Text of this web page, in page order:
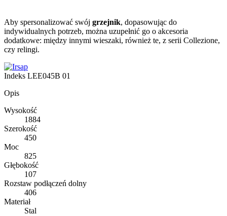
Aby spersonalizować swój grzejnik, dopasowując do
indywidualnych potrzeb, można uzupełnić go o akcesoria
dodatkowe: między innymi wieszaki, również te, z serii Collezione,
czy relingi.
Indeks LEE045B 01
Opis
Wysokość
1884
Szerokość
450
Moc
825
Głębokość
107
Rozstaw podłączeń dolny
406
Materiał
Stal